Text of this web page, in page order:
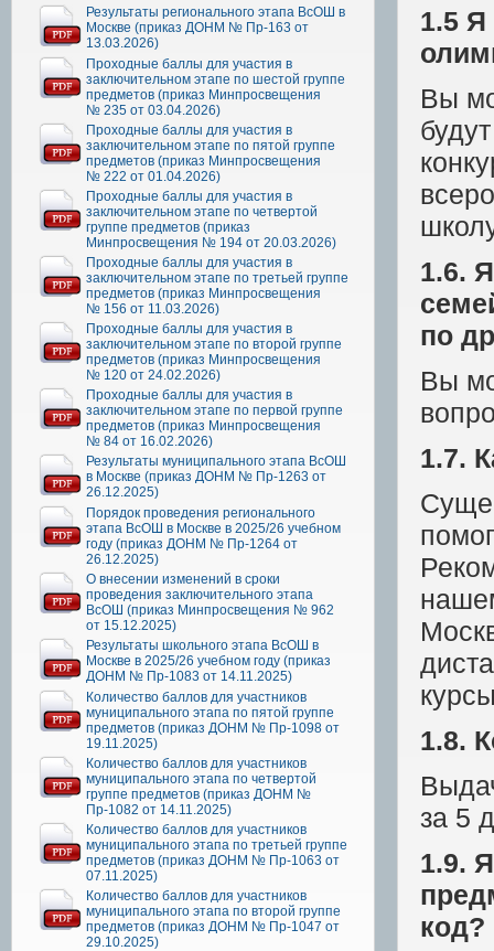
Результаты регионального этапа ВсОШ в
Москве (приказ ДОНМ № Пр-163 от
13.03.2026)
Проходные баллы для участия в
заключительном этапе по шестой группе
предметов (приказ Минпросвещения
№ 235 от 03.04.2026)
Проходные баллы для участия в
заключительном этапе по пятой группе
предметов (приказ Минпросвещения
№ 222 от 01.04.2026)
Проходные баллы для участия в
заключительном этапе по четвертой
группе предметов (приказ
Минпросвещения № 194 от 20.03.2026)
Проходные баллы для участия в
заключительном этапе по третьей группе
предметов (приказ Минпросвещения
№ 156 от 11.03.2026)
Проходные баллы для участия в
заключительном этапе по второй группе
предметов (приказ Минпросвещения
№ 120 от 24.02.2026)
Проходные баллы для участия в
заключительном этапе по первой группе
предметов (приказ Минпросвещения
№ 84 от 16.02.2026)
Результаты муниципального этапа ВсОШ
в Москве (приказ ДОНМ № Пр-1263 от
26.12.2025)
Порядок проведения регионального
этапа ВсОШ в Москве в 2025/26 учебном
году (приказ ДОНМ № Пр-1264 от
26.12.2025)
О внесении изменений в сроки
проведения заключительного этапа
ВсОШ (приказ Минпросвещения № 962
от 15.12.2025)
Результаты школьного этапа ВсОШ в
Москве в 2025/26 учебном году (приказ
ДОНМ № Пр-1083 от 14.11.2025)
Количество баллов для участников
муниципального этапа по пятой группе
предметов (приказ ДОНМ № Пр-1098 от
19.11.2025)
Количество баллов для участников
муниципального этапа по четвертой
группе предметов (приказ ДОНМ №
Пр-1082 от 14.11.2025)
Количество баллов для участников
муниципального этапа по третьей группе
предметов (приказ ДОНМ № Пр-1063 от
07.11.2025)
Количество баллов для участников
муниципального этапа по второй группе
предметов (приказ ДОНМ № Пр-1047 от
29.10.2025)
1.5 Я
Вы
1.6.
по
Вы
1.7.
1.8.
за 5
1.9.
код?